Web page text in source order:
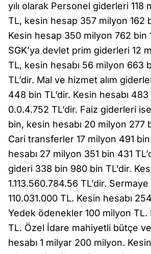
yılı olarak Personel giderleri 118
TL, kesin hesap 357 milyon 162
Kesin hesap 350 milyon 762 bin
SGK’ya devlet prim giderleri 12
TL, kesin hesabı 56 milyon 663
TL’dir. Mal ve hizmet alım
448 bin TL’dir. Kesin hesabı
0.0.4.752 TL’dir. Faiz giderleri
bin, kesin hesabı 20 milyon 277
Cari transferler 17 milyon 491 bin
hesabı 27 milyon 351 bin 431
gideri 338 bin 980 bin TL’dir.
1.113.560.784.56 TL’dir.
110.031.000 TL. Kesin hesabı
Yedek ödenekler 100 milyon TL.
TL. Özel İdare mahiyetli bütçe
hesabı 1 milyar 200 milyon.